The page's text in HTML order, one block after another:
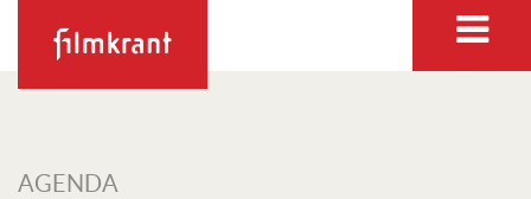
AGENDA